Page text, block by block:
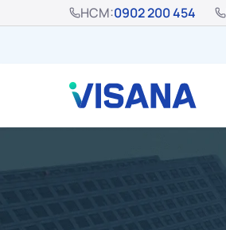
HCM:0902 200 454